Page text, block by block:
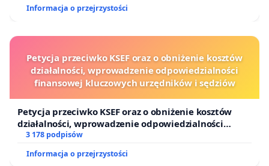
Informacja o przejrzystości
Petycja przeciwko KSEF oraz o obniżenie kosztów
działalności, wprowadzenie odpowiedzialności
finansowej kluczowych urzędników i sędziów
Petycja przeciwko KSEF oraz o obniżenie kosztów
działalności, wprowadzenie odpowiedzialności
finansowej kluczowych urzędników i sędziów
3 178 podpisów
Informacja o przejrzystości